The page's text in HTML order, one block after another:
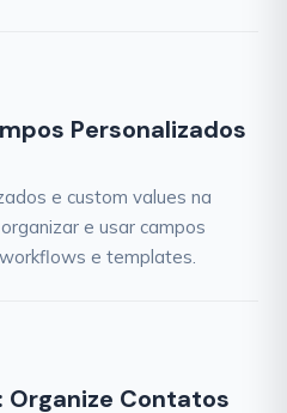
Personalizados
e custom values na
e usar campos
e templates.
Organize Contatos